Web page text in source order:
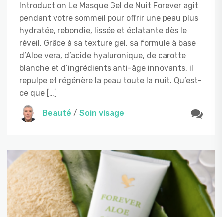
Introduction Le Masque Gel de Nuit Forever agit
pendant votre sommeil pour offrir une peau plus
hydratée, rebondie, lissée et éclatante dès le
réveil. Grâce à sa texture gel, sa formule à base
d’Aloe vera, d’acide hyaluronique, de carotte
blanche et d’ingrédients anti-âge innovants, il
repulpe et régénère la peau toute la nuit. Qu’est-
ce que […]
Beauté / Soin visage